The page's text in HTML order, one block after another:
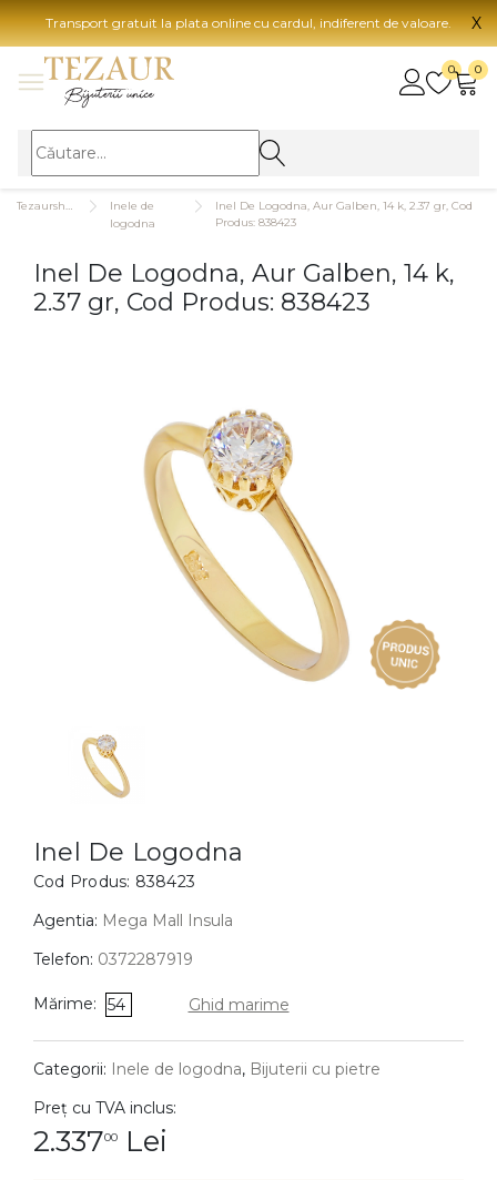
Transport gratuit la plata online cu cardul, indiferent de valoare. X
0 0
BIJUTERII
BIJUTERII FEMEI
Inele
Bratari
BIJUTERII BARBATI
BIJUTERII COPII
Cercei
Bratari
Coliere
Lanturi
Pandantive
DIAMANTE Vezi toate
Cercei
Inele de
logodna
Inel De Logodna, Aur Galben, 14 k, 2.37 gr, Cod
Produs: 838423
Inel De Logodna, Aur Galben, 14 k,
2.37 gr, Cod Produs: 838423
Inel De Logodna
Cod Produs: 838423
Agentia: Mega Mall Insula
Telefon: 0372287919
Mărime: 54 Ghid marime
Categorii: Inele de logodna, Bijuterii cu pietre
Preț cu TVA inclus:
2.33700 Lei